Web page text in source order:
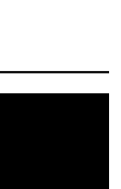
মানুষ হত্যা নয়, আমি বরং ইরানের
সঙ্গে চুক্তি করতে চাই: ট্রাম্প